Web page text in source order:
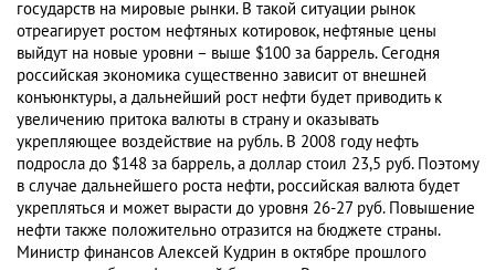
государств на мировые рынки. В такой ситуации рынок
отреагирует ростом нефтяных котировок, нефтяные цены
выйдут на новые уровни – выше $100 за баррель. Сегодня
российская экономика существенно зависит от внешней
конъюнктуры, а дальнейший рост нефти будет приводить к
увеличению притока валюты в страну и оказывать
укрепляющее воздействие на рубль. В 2008 году нефть
подросла до $148 за баррель, а доллар стоил 23,5 руб. Поэтому
в случае дальнейшего роста нефти, российская валюта будет
укрепляться и может вырасти до уровня 26-27 руб. Повышение
нефти также положительно отразится на бюджете страны.
Министр финансов Алексей Кудрин в октябре прошлого